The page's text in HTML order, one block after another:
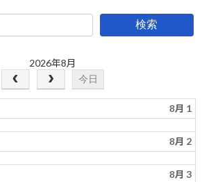
検索
2026年8月
今日
8月 1
8月 2
8月 3